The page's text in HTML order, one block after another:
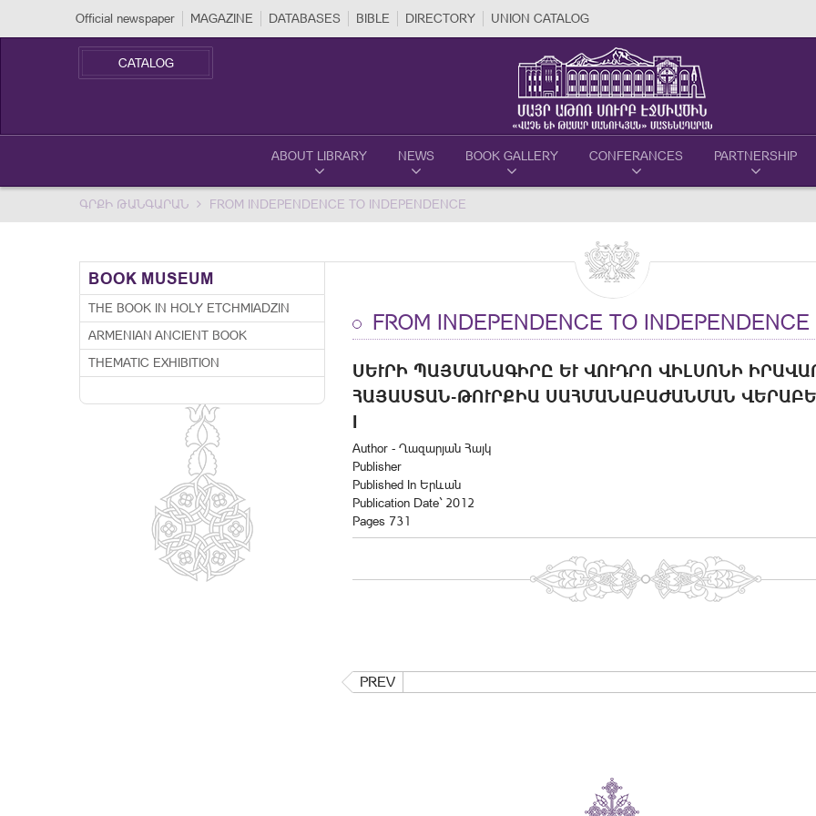
Official newspaper MAGAZINE DATABASES BIBLE DIRECTORY UNION CATALOG
CATALOG
ABOUT LIBRARY NEWS BOOK GALLERY CONFERANCES PARTNERSHIP
ԳՐՔԻ ԹԱՆԳԱՐԱՆ FROM INDEPENDENCE TO INDEPENDENCE
BOOK MUSEUM
THE BOOK IN HOLY ETCHMIADZIN
ARMENIAN ANCIENT BOOK
THEMATIC EXHIBITION
FROM INDEPENDENCE TO INDEPENDENCE
ՍԵՒՐԻ ՊԱՅՄԱՆԱԳԻՐԸ ԵՒ ՎՈՒԴՐՈ ՎԻԼՍՈՆԻ
ՅԱՍՏԱՆ-ԹՈՒՐՔԻԱ ՍԱՀՄԱՆԱԲԱԺԱՆՄԱՆ
Author - Ղազարյան Հայկ
Publisher
Published In Երևան
Publication Date` 2012
Pages 731
PREV